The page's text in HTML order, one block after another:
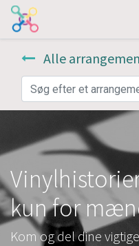
Alle
kun for
Kom og del dine